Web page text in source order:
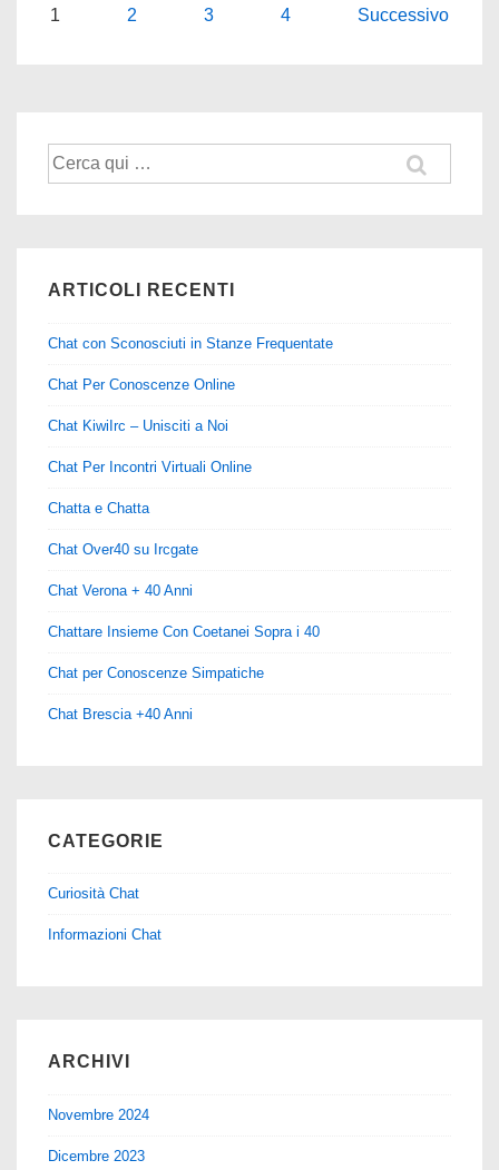
Paginazione
1 2 3 4 Successivo
Cerca:
ARTICOLI RECENTI
Chat con Sconosciuti in Stanze Frequentate
Chat Per Conoscenze Online
Chat KiwiIrc – Unisciti a Noi
Chat Per Incontri Virtuali Online
Chatta e Chatta
Chat Over40 su Ircgate
Chat Verona + 40 Anni
Chattare Insieme Con Coetanei Sopra i 40
Chat per Conoscenze Simpatiche
Chat Brescia +40 Anni
CATEGORIE
Curiosità Chat
Informazioni Chat
ARCHIVI
Novembre 2024
Dicembre 2023